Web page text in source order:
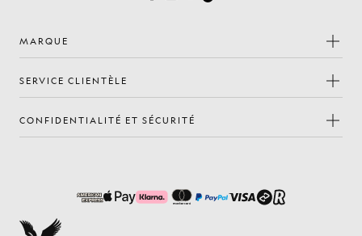
MARQUE
SERVICE CLIENTÈLE
CONFIDENTIALITÉ ET SÉCURITÉ